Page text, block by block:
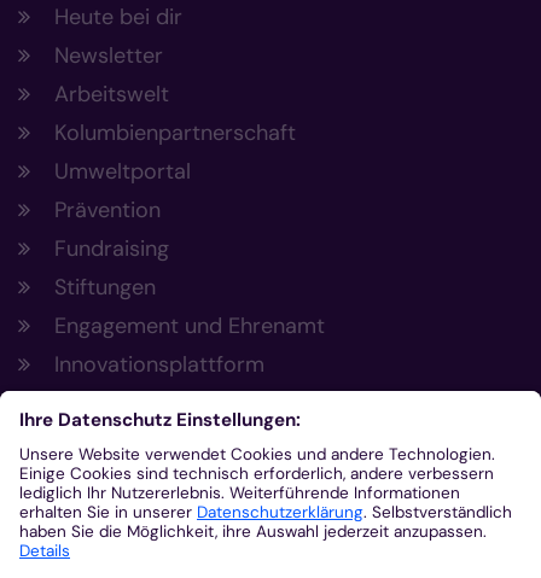
Heute bei dir
Newsletter
Arbeitswelt
Kolumbienpartnerschaft
Umweltportal
Prävention
Fundraising
Stiftungen
Engagement und Ehrenamt
Innovationsplattform
Aus der Plattform
Nachrichten
Veranstaltungen
Gottesdienste